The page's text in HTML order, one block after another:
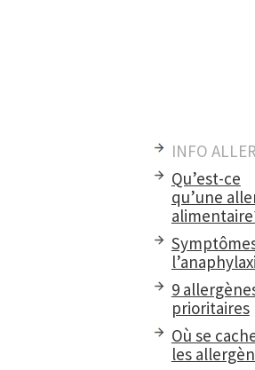
INFO
Qu’est-ce
qu’une
9
prioritaires
Où se
les